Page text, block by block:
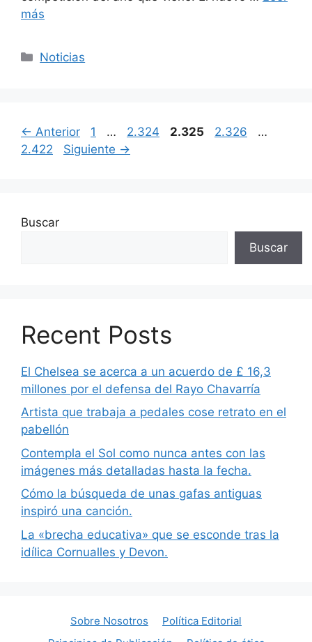
más
Categorías
Noticias
← Anterior Página
1 … Página
2.324 Página
2.325 Página
2.326 …
2.422
Siguiente →
Buscar
Buscar
Recent Posts
El Chelsea se acerca a un acuerdo de £ 16,3
millones por el defensa del Rayo Chavarría
Artista que trabaja a pedales cose retrato en el
pabellón
Contempla el Sol como nunca antes con las
imágenes más detalladas hasta la fecha.
Cómo la búsqueda de unas gafas antiguas
inspiró una canción.
La «brecha educativa» que se esconde tras la
idílica Cornualles y Devon.
Sobre Nosotros
Política Editorial